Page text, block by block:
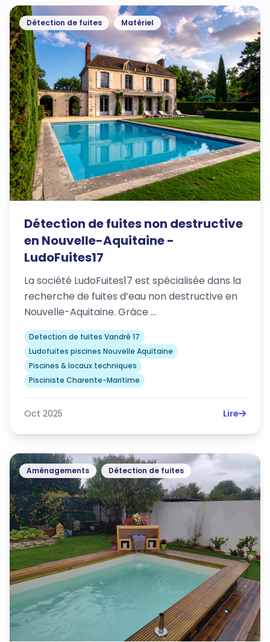
Détection de fuites Matériel
Détection de fuites non destructive
en Nouvelle-Aquitaine -
LudoFuites17
La société LudoFuites17 est spécialisée dans la
recherche de fuites d’eau non destructive en
Nouvelle-Aquitaine. Grâce …
Detection de fuites Vandré 17
Ludofuites piscines Nouvelle Aquitaine
Piscines & locaux techniques
Pisciniste Charente-Maritime
Oct 2025 Lire
Aménagements Détection de fuites